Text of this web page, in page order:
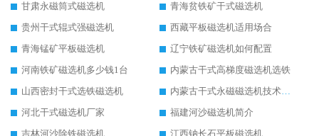
甘肃永磁筒式磁选机
青海贫铁矿干式磁选机
贵州干式辊式强磁选机
西藏平板磁选机适用场合
青海锰矿平板磁选机
辽宁铁矿磁选机如何配置
河南铁矿磁选机多少钱1台
内蒙古干式高梯度磁选机选铁
山西密封干式选铁磁选机
内蒙古干式永磁磁选机技术要求
河北干式磁选机厂家
福建河沙磁选机简介
吉林河沙除铁磁选机
江西钠长石平板磁选机